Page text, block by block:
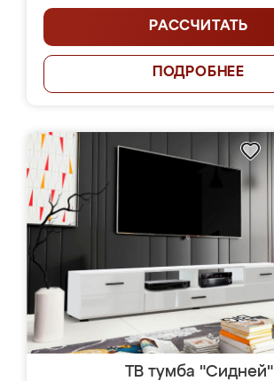
РАССЧИТАТЬ
ПОДРОБНЕЕ
ТВ тумба "Сидней"